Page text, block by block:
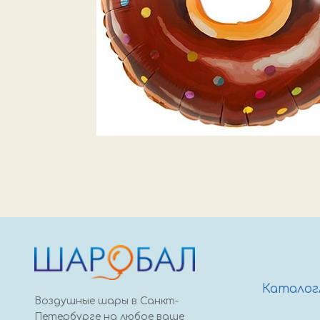
Воздушные шары в Санкт-
Петербурге на любое ваше
Каталог